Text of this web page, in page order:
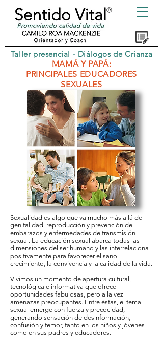
Taller presencial - Diálogos de Crianza
MAMÁ Y PAPÁ:
PRINCIPALES EDUCADORES
SEXUALES
Sexualidad es algo que va mucho más allá de
genitalidad, reproducción y prevención de
embarazos y enfermedades de transmisión
sexual. La educación sexual abarca todas las
dimensiones del ser humano y las interrelaciona
positivamente para favorecer el sano
crecimiento, la convivencia y la calidad de la vida.
Vivimos un momento de apertura cultural,
tecnológica e informativa que ofrece
oportunidades fabulosas, pero a la vez
amenazas preocupantes. Entre éstas, el tema
sexual emerge con fuerza y precocidad,
generando sensación de desinformación,
confusión y temor, tanto en los niños y jóvenes
como en sus padres y educadores.